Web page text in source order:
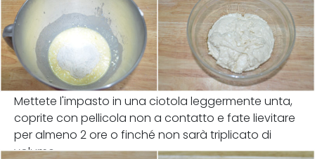
Mettete l'impasto in una ciotola leggermente unta,
coprite con pellicola non a contatto e fate lievitare
per almeno 2 ore o finché non sarà triplicato di
volume.